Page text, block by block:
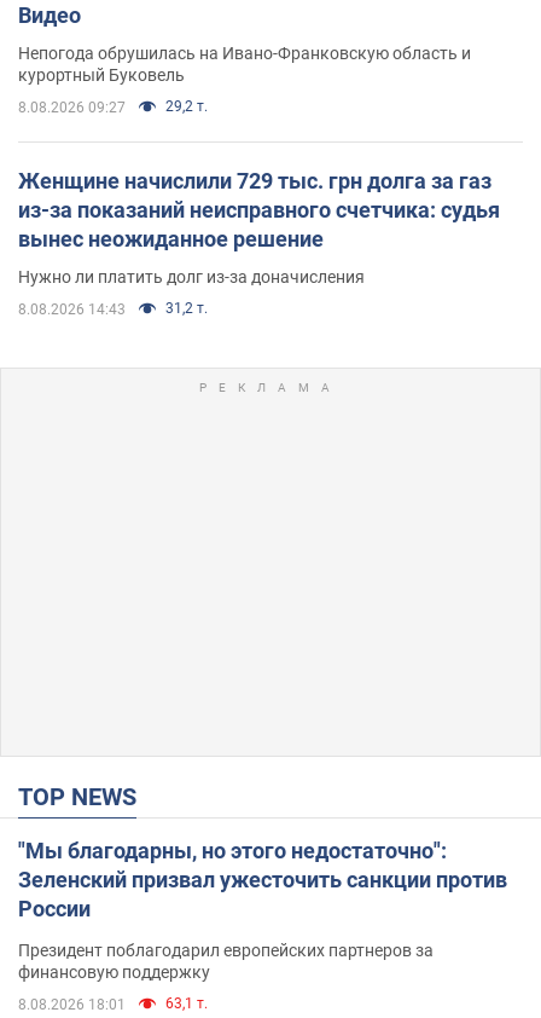
Видео
Непогода обрушилась на Ивано-Франковскую область и
курортный Буковель
8.08.2026 09:27 29,2 т.
Женщине начислили 729 тыс. грн долга за газ
из-за показаний неисправного счетчика: судья
вынес неожиданное решение
Нужно ли платить долг из-за доначисления
8.08.2026 14:43 31,2 т.
TOP NEWS
"Мы благодарны, но этого недостаточно":
Зеленский призвал ужесточить санкции против
России
Президент поблагодарил европейских партнеров за
финансовую поддержку
8.08.2026 18:01 63,1 т.